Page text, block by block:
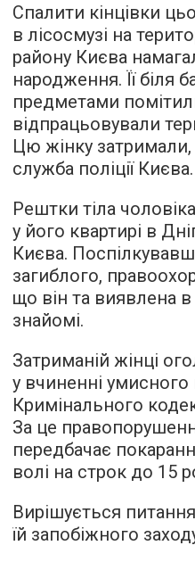
Спалити кінцівки
в лісосмузі на
району Києва
народження. Її біля
предметами
відпрацьовували
Цю жінку
служба поліції Києва.
Рештки тіла
у його квартирі в
Києва.
загиблого,
що він та виявлена в
знайомі.
Затриманій жінці
у вчиненні умисного
Кримінального
За це
передбачає
волі на строк до 15
Вирішується
їй запобіжного